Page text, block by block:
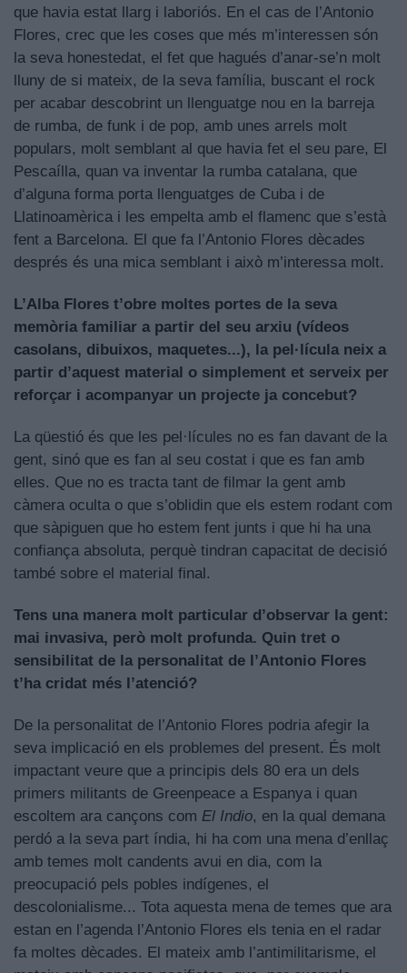
que havia estat llarg i laboriós. En el cas de l’Antonio
Flores, crec que les coses que més m’interessen són
la seva honestedat, el fet que hagués d’anar-se’n molt
lluny de si mateix, de la seva família, buscant el rock
per acabar descobrint un llenguatge nou en la barreja
de rumba, de funk i de pop, amb unes arrels molt
populars, molt semblant al que havia fet el seu pare, El
Pescaílla, quan va inventar la rumba catalana, que
d’alguna forma porta llenguatges de Cuba i de
Llatinoamèrica i les empelta amb el flamenc que s’està
fent a Barcelona. El que fa l’Antonio Flores dècades
després és una mica semblant i això m’interessa molt.
L’Alba Flores t’obre moltes portes de la seva
memòria familiar a partir del seu arxiu (vídeos
casolans, dibuixos, maquetes...), la pel·lícula neix a
partir d’aquest material o simplement et serveix per
reforçar i acompanyar un projecte ja concebut?
La qüestió és que les pel·lícules no es fan davant de la
gent, sinó que es fan al seu costat i que es fan amb
elles. Que no es tracta tant de filmar la gent amb
càmera oculta o que s’oblidin que els estem rodant com
que sàpiguen que ho estem fent junts i que hi ha una
confiança absoluta, perquè tindran capacitat de decisió
també sobre el material final.
Tens una manera molt particular d’observar la gent:
mai invasiva, però molt profunda. Quin tret o
sensibilitat de la personalitat de l’Antonio Flores
t’ha cridat més l’atenció?
De la personalitat de l’Antonio Flores podria afegir la
seva implicació en els problemes del present. És molt
impactant veure que a principis dels 80 era un dels
primers militants de Greenpeace a Espanya i quan
escoltem ara cançons com El Indio, en la qual demana
perdó a la seva part índia, hi ha com una mena d’enllaç
amb temes molt candents avui en dia, com la
preocupació pels pobles indígenes, el
descolonialisme... Tota aquesta mena de temes que ara
estan en l’agenda l’Antonio Flores els tenia en el radar
fa moltes dècades. El mateix amb l’antimilitarisme, el